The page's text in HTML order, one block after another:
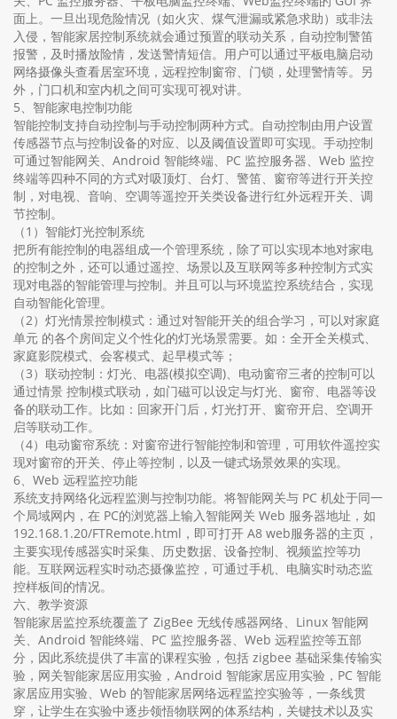
面上。一旦出现危险情况（如火灾、煤气泄漏或紧急求助）或非法
入侵，智能家居控制系统就会通过预置的联动关系，自动控制警笛
报警，及时播放险情，发送警情短信。用户可以通过平板电脑启动
网络摄像头查看居室环境，远程控制窗帘、门锁，处理警情等。另
外，门口机和室内机之间可实现可视对讲。
5、智能家电控制功能
智能控制支持自动控制与手动控制两种方式。自动控制由用户设置
传感器节点与控制设备的对应、以及阈值设置即可实现。手动控制
可通过智能网关、Android 智能终端、PC 监控服务器、Web 监控
终端等四种不同的方式对吸顶灯、台灯、警笛、窗帘等进行开关控
制，对电视、音响、空调等遥控开关类设备进行红外远程开关、调
节控制。
（1）智能灯光控制系统
把所有能控制的电器组成一个管理系统，除了可以实现本地对家电
的控制之外，还可以通过遥控、场景以及互联网等多种控制方式实
现对电器的智能管理与控制。并且可以与环境监控系统结合，实现
自动智能化管理。
（2）灯光情景控制模式：通过对智能开关的组合学习，可以对家庭
单元 的各个房间定义个性化的灯光场景需要。如：全开全关模式、
家庭影院模式、会客模式、起早模式等；
（3）联动控制：灯光、电器(模拟空调)、电动窗帘三者的控制可以
通过情景 控制模式联动，如门磁可以设定与灯光、窗帘、电器等设
备的联动工作。比如：回家开门后，灯光打开、窗帘开启、空调开
启等联动工作。
（4）电动窗帘系统：对窗帘进行智能控制和管理，可用软件遥控实
现对窗帘的开关、停止等控制，以及一键式场景效果的实现。
6、Web 远程监控功能
系统支持网络化远程监测与控制功能。将智能网关与 PC 机处于同一
个局域网内，在 PC的浏览器上输入智能网关 Web 服务器地址，如
192.168.1.20/FTRemote.html，即可打开 A8 web服务器的主页，
主要实现传感器实时采集、历史数据、设备控制、视频监控等功
能。互联网远程实时动态摄像监控，可通过手机、电脑实时动态监
控样板间的情况。
六、教学资源
智能家居监控系统覆盖了 ZigBee 无线传感器网络、Linux 智能网
关、Android 智能终端、PC 监控服务器、Web 远程监控等五部
分，因此系统提供了丰富的课程实验，包括 zigbee 基础采集传输实
验，网关智能家居应用实验，Android 智能家居应用实验，PC 智能
家居应用实验、Web 的智能家居网络远程监控实验等，一条线贯
穿，让学生在实验中逐步领悟物联网的体系结构，关键技术以及实